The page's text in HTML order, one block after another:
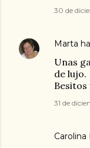
30 de
Marta
Unas
de lujo.
Besitos
31 de